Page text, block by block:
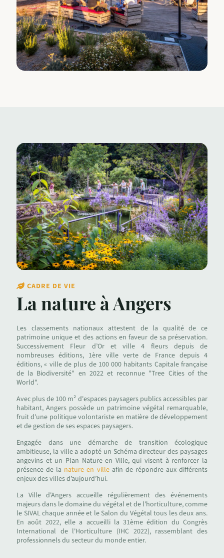
CADRE DE VIE
La nature à Angers
Les classements nationaux attestent de la qualité de ce
patrimoine unique et des actions en faveur de sa préservation.
Successivement Fleur d’Or et ville 4 fleurs depuis de
nombreuses éditions, 1ère ville verte de France depuis 4
éditions, « ville de plus de 100 000 habitants Capitale française
de la Biodiversité" en 2022 et reconnue "Tree Cities of the
World".
Avec plus de 100 m² d'espaces paysagers publics accessibles par
habitant, Angers possède un patrimoine végétal remarquable,
fruit d'une politique volontariste en matière de développement
et de gestion de ses espaces paysagers.
Engagée dans une démarche de transition écologique
ambitieuse, la ville a adopté un Schéma directeur des paysages
angevins et un Plan Nature en Ville, qui visent à renforcer la
présence de la nature en villeafin de répondre aux différents
enjeux des villes d’aujourd’hui.
La Ville d'Angers accueille régulièrement des événements
majeurs dans le domaine du végétal et de l'horticulture, comme
le SIVAL chaque année et le Salon du Végétal tous les deux ans.
En août 2022, elle a accueilli la 31ème édition du Congrès
International de l'Horticulture (IHC 2022), rassemblant des
professionnels du secteur du monde entier.